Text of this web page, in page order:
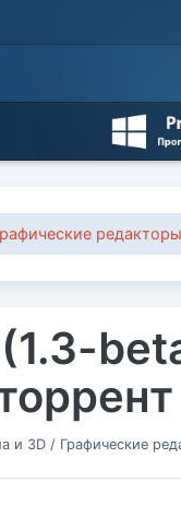
редакторы
и 3D/ Графические